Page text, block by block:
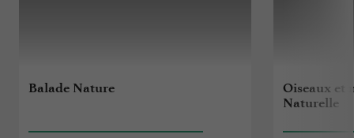
Balade Nature
Oiseaux et
Naturelle